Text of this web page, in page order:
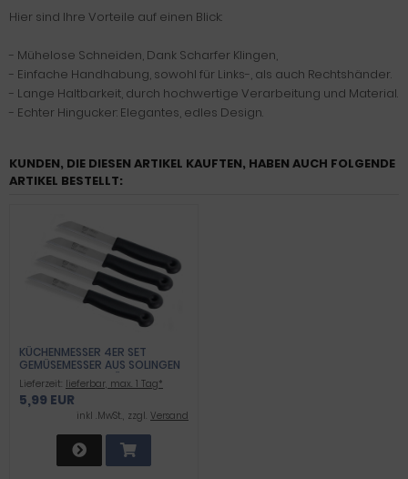
Hier sind Ihre Vorteile auf einen Blick:
- Mühelose Schneiden, Dank Scharfer Klingen,
- Einfache Handhabung, sowohl für Links-, als auch Rechtshänder.
- Lange Haltbarkeit, durch hochwertige Verarbeitung und Material.
- Echter Hingucker: Elegantes, edles Design.
KUNDEN, DIE DIESEN ARTIKEL KAUFTEN, HABEN AUCH FOLGENDE
ARTIKEL BESTELLT:
KÜCHENMESSER 4ER SET
GEMÜSEMESSER AUS SOLINGEN
OBSTMESSER SCHÄLMESSER MIT
EXTRA SCHARFER UND PRÄZISER
GEZAHNTER KLINGE AUS
ROSTFREIEM EDELSTAHL
MESSER SCHWARZ
SPÜLMASCHINENGEEIGNET 18
Lieferzeit: lieferbar, max. 1 Tag*
5,99 EUR
inkl .MwSt., zzgl. Versand